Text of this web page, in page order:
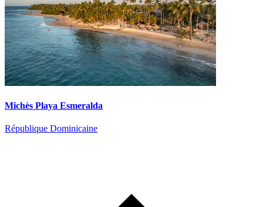
Michès Playa Esmeralda
République Dominicaine